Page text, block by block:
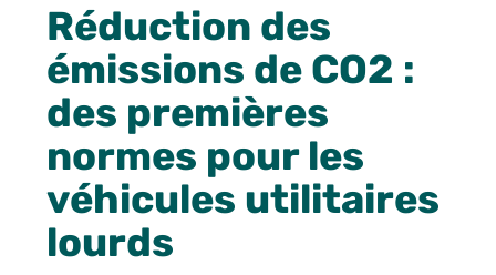
Réduction des
émissions de CO2 :
des premières
normes pour les
véhicules utilitaires
lourds